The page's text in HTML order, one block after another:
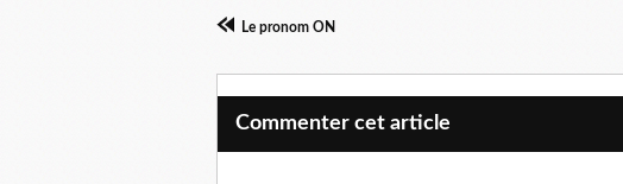
Le pronom ON
Commenter cet article